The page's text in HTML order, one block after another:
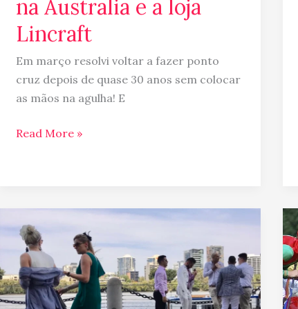
na Australia e a loja
Lincraft
Em março resolvi voltar a fazer ponto
cruz depois de quase 30 anos sem colocar
as mãos na agulha! E
Read More »
ao
Melbourne
Cup,
você